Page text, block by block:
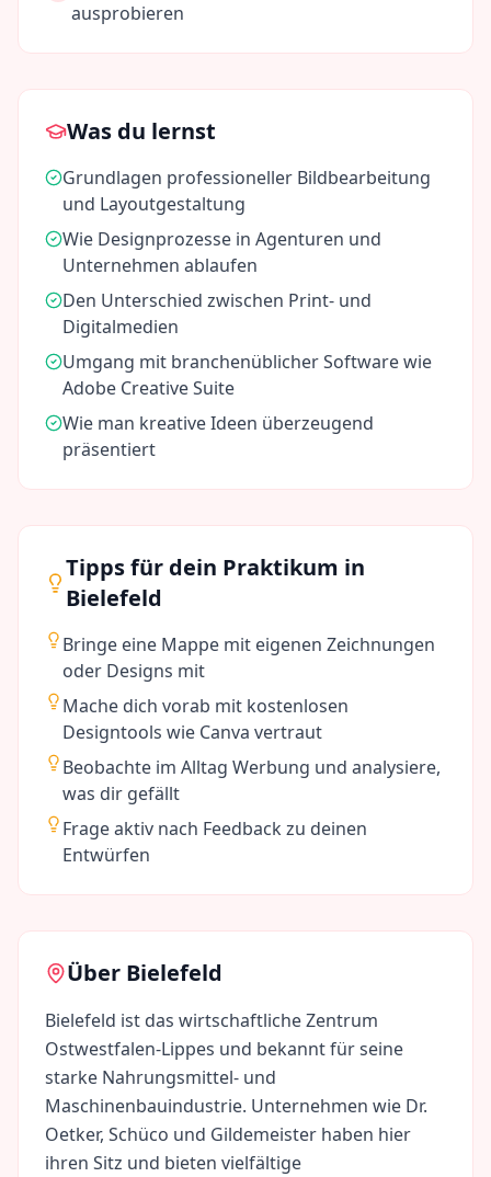
ausprobieren
Was du lernst
Grundlagen professioneller Bildbearbeitung
und Layoutgestaltung
Wie Designprozesse in Agenturen und
Unternehmen ablaufen
Den Unterschied zwischen Print- und
Digitalmedien
Umgang mit branchenüblicher Software wie
Adobe Creative Suite
Wie man kreative Ideen überzeugend
präsentiert
Tipps für dein Praktikum in
Bielefeld
Bringe eine Mappe mit eigenen Zeichnungen
oder Designs mit
Mache dich vorab mit kostenlosen
Designtools wie Canva vertraut
Beobachte im Alltag Werbung und analysiere,
was dir gefällt
Frage aktiv nach Feedback zu deinen
Entwürfen
Über Bielefeld
Bielefeld ist das wirtschaftliche Zentrum
Ostwestfalen-Lippes und bekannt für seine
starke Nahrungsmittel- und
Maschinenbauindustrie. Unternehmen wie Dr.
Oetker, Schüco und Gildemeister haben hier
ihren Sitz und bieten vielfältige